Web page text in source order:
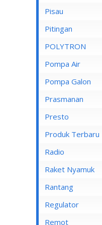
Lampu Spotlight
Pisau
Pitingan
POLYTRON
Pompa Air
Pompa Air
Pompa Air Shimizu
Pompa Galon
Prasmanan
Presto
Produk Terbaru
Radio
Raket Nyamuk
Rantang
Regulator
Remot